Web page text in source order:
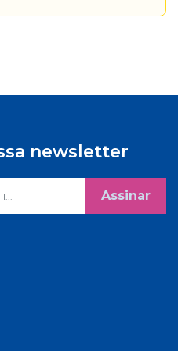
newsletter
Assinar